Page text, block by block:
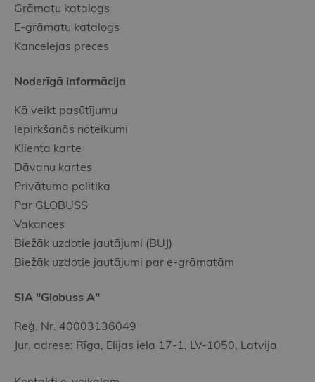
Grāmatu katalogs
E-grāmatu katalogs
Kancelejas preces
Noderīgā informācija
Kā veikt pasūtījumu
Iepirkšanās noteikumi
Klienta karte
Dāvanu kartes
Privātuma politika
Par GLOBUSS
Vakances
Biežāk uzdotie jautājumi (BUJ)
Biežāk uzdotie jautājumi par e-grāmatām
SIA "Globuss A"
Reģ. Nr. 40003136049
Jur. adrese: Rīga, Elijas iela 17-1, LV-1050, Latvija